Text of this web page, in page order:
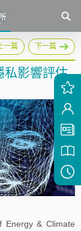
一篇 下一篇
私影響評估
& Climate